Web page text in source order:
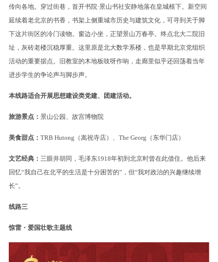
传向各地。穿过街巷，首开书院·景山书社安静地落在皇城根下。新空间
延续着老北京的书香，书架上侧重城市历史与建筑文化，可寻到关于脚
下这片街区的冷门读物。窗边小坐，正望景山万春亭。终点北大二院旧
址，灰砖老楼沉稳厚重。这里原是北大数学系楼，也是早期北京党组织
活动的重要据点。旧教室的木地板吱呀作响，走廊里似乎还回荡着当年
进步学生的争论声与脚步声。
本线路适合开展思想建设类党建、团建活动。
旅游景点： 景山公园、故宫博物院
美食甜点： TRB Hutong（嵩祝寺店）、The Georg（东华门店）
文艺经典： 三眼井胡同，毛泽东1918年初到北京时曾在此借住。他后来
回忆“我自己在北平的生活是十分困苦的”，但“我对政治的兴趣继续增
长”。
线路三
惊雷・爱国壮歌主题线